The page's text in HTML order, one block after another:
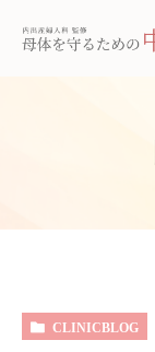
CLINICBLOG